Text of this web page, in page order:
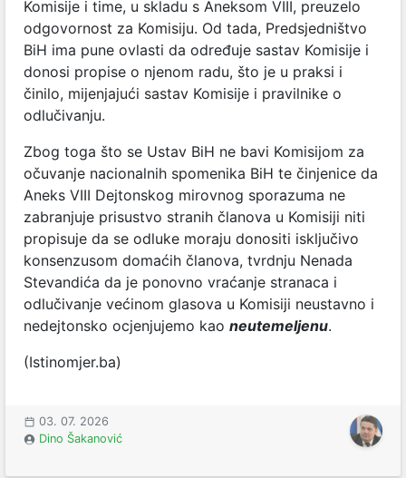
Komisije i time, u skladu s Aneksom VIII, preuzelo
odgovornost za Komisiju. Od tada, Predsjedništvo
BiH ima pune ovlasti da određuje sastav Komisije i
donosi propise o njenom radu, što je u praksi i
činilo, mijenjajući sastav Komisije i pravilnike o
odlučivanju.
Zbog toga što se Ustav BiH ne bavi Komisijom za
očuvanje nacionalnih spomenika BiH te činjenice da
Aneks VIII Dejtonskog mirovnog sporazuma ne
zabranjuje prisustvo stranih članova u Komisiji niti
propisuje da se odluke moraju donositi isključivo
konsenzusom domaćih članova, tvrdnju Nenada
Stevandića da je ponovno vraćanje stranaca i
odlučivanje većinom glasova u Komisiji neustavno i
nedejtonsko ocjenjujemo kao neutemeljenu.
(Istinomjer.ba)
03. 07. 2026
Dino Šakanović